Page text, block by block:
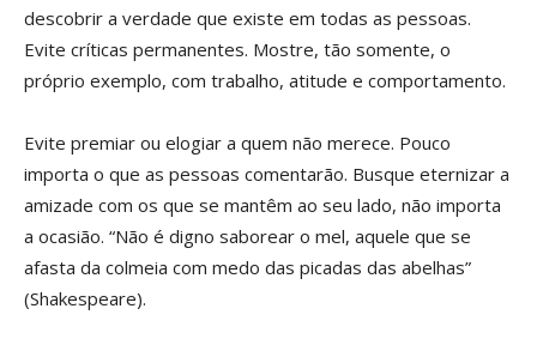
descobrir a verdade que existe em todas as pessoas.
Evite críticas permanentes. Mostre, tão somente, o
próprio exemplo, com trabalho, atitude e comportamento.
Evite premiar ou elogiar a quem não merece. Pouco
importa o que as pessoas comentarão. Busque eternizar a
amizade com os que se mantêm ao seu lado, não importa
a ocasião. “Não é digno saborear o mel, aquele que se
afasta da colmeia com medo das picadas das abelhas”
(Shakespeare).